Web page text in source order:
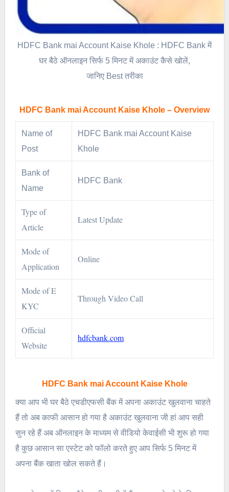
HDFC Bank mai Account Kaise Khole : HDFC Bank में
घर बैठे ऑनलाइन सिर्फ 5 मिनट में अकाउंट कैसे खोलें,
जानिए Best तरीका
HDFC Bank mai Account Kaise Khole – Overview
Name of
Post
HDFC Bank mai Account Kaise
Khole
Bank of
Name
HDFC Bank
Type of
Article
Latest Update
Mode of
Application
Online
Mode of E
KYC
Through Video Call
Official
Website
hdfcbank.com
HDFC Bank mai Account Kaise Khole
क्या आप भी घर बैठे एचडीएफसी बैंक में अपना अकाउंट खुलवाना चाहते
हैं तो अब काफी आसान हो गया है अकाउंट खुलवाना जी हां आप सही
सुन रहे हैं अब ऑनलाइन के माध्यम से वीडियो केवाईसी भी शुरू हो गया
है कुछ आसान सा एस्टेट को फॉलो करते हुए आप सिर्फ 5 मिनट में
अपना बैंक खाता खोल सकते हैं।